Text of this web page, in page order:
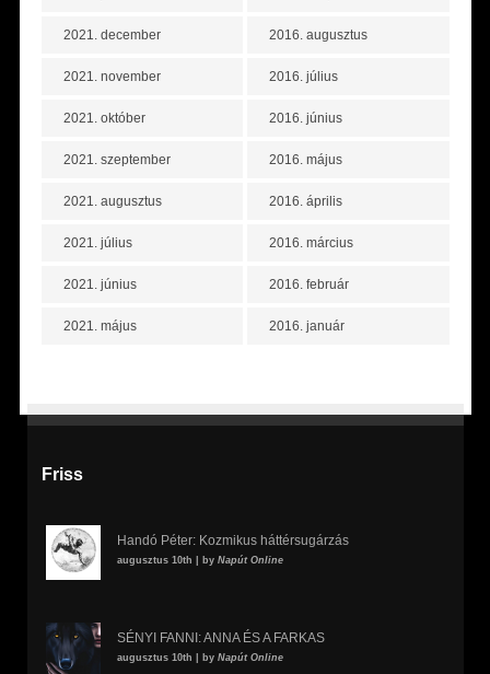
2021. december
2021. november
2021. október
2021. szeptember
2021. augusztus
2021. július
2021. június
2021. május
2016. augusztus
2016. július
2016. június
2016. május
2016. április
2016. március
2016. február
2016. január
Friss
Handó Péter: Kozmikus háttérsugárzás
augusztus 10th | by Napút Online
SÉNYI FANNI: ANNA ÉS A FARKAS
augusztus 10th | by Napút Online